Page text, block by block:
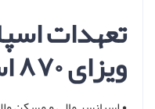
تعهدات
ویزای ۸۷۰ استرالیا